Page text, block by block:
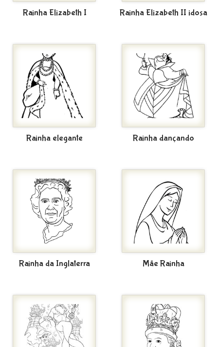
Rainha Elizabeth I Rainha Elizabeth II idosa
Rainha elegante Rainha dançando
Rainha da Inglaterra Mãe Rainha